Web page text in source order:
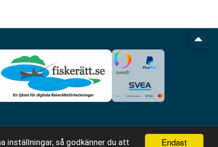
Endast
inställningar, så godkänner du att